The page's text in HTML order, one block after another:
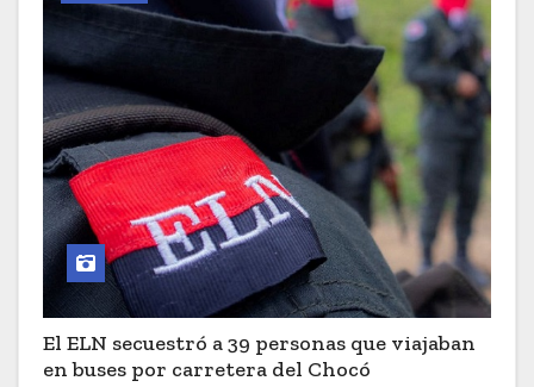
El ELN secuestró a 39 personas que viajaban
en buses por carretera del Chocó